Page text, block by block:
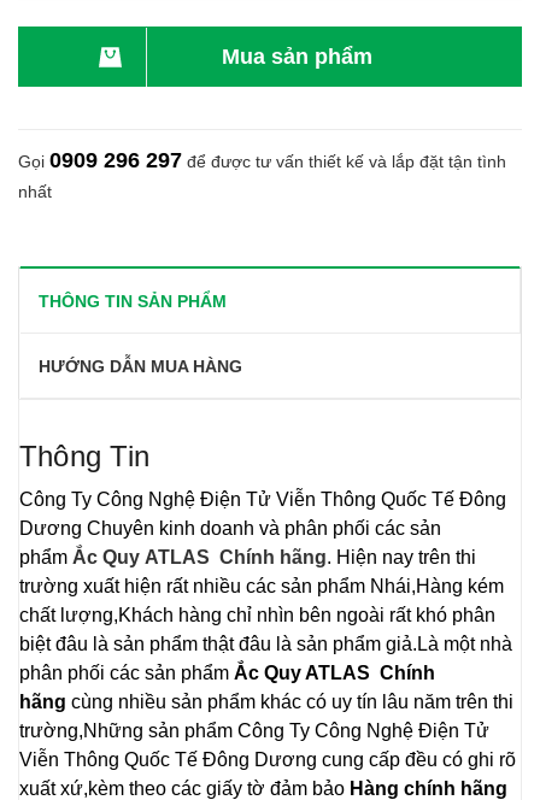
Mua sản phẩm
Gọi 0909 296 297 để được tư vấn thiết kế và lắp đặt tận tình
nhất
THÔNG TIN SẢN PHẨM
HƯỚNG DẪN MUA HÀNG
Thông Tin
Công Ty Công Nghệ Điện Tử Viễn Thông Quốc Tế Đông
Dương Chuyên kinh doanh và phân phối các sản
phẩm Ắc Quy ATLAS Chính hãng. Hiện nay trên thi
trường xuất hiện rất nhiều các sản phẩm Nhái,Hàng kém
chất lượng,Khách hàng chỉ nhìn bên ngoài rất khó phân
biệt đâu là sản phẩm thật đâu là sản phẩm giả.Là một nhà
phân phối các sản phẩm Ắc Quy ATLAS Chính
hãng cùng nhiều sản phẩm khác có uy tín lâu năm trên thi
trường,Những sản phẩm Công Ty Công Nghệ Điện Tử
Viễn Thông Quốc Tế Đông Dương cung cấp đều có ghi rõ
xuất xứ,kèm theo các giấy tờ đảm bảo Hàng chính hãng